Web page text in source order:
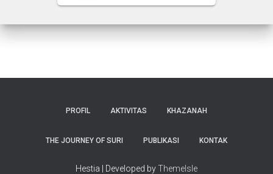
PROFIL AKTIVITAS KHAZANAH
THE JOURNEY OF SURI PUBLIKASI KONTAK
Hestia | Developed byThemeIsle